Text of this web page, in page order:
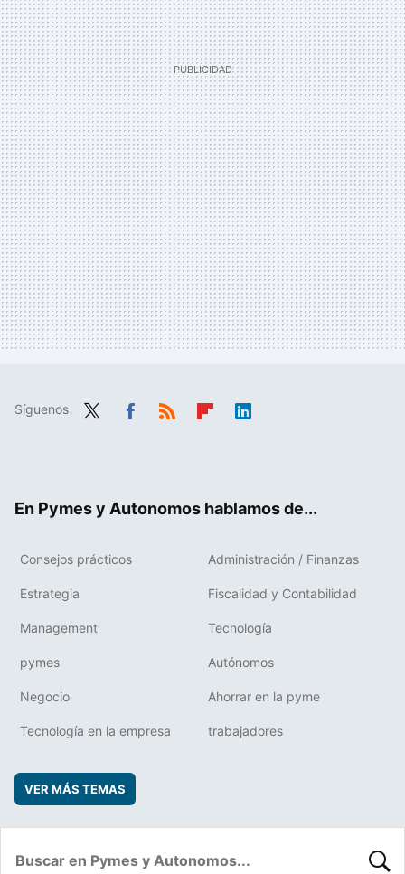
Síguenos
En Pymes y Autonomos hablamos de...
Consejos prácticos Administración / Finanzas
Estrategia Fiscalidad y Contabilidad
Management Tecnología
pymes Autónomos
Negocio Ahorrar en la pyme
Tecnología en la empresa trabajadores
VER MÁS TEMAS